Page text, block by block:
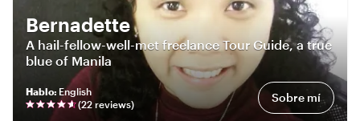
Bernadette
A hail-fellow-well-met freelance Tour Guide, a true
blue of Manila
Hablo: English
(22 reviews) Sobre mí